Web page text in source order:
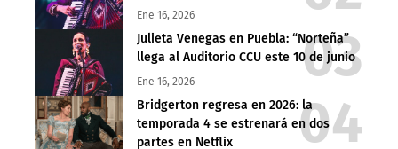
Ene 16, 2026
Julieta Venegas en Puebla: “Norteña”
llega al Auditorio CCU este 10 de junio
Ene 16, 2026
Bridgerton regresa en 2026: la
temporada 4 se estrenará en dos
partes en Netflix